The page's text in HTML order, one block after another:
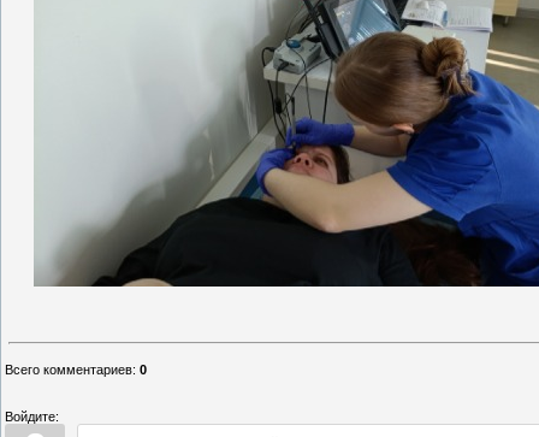
Всего комментариев: 0
Войдите: